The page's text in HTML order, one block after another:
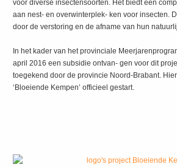
voor diverse insectensoorten. Het biedt een
aan nest- en overwinterplek- ken voor insecten.
door de verstoring en de afname van hun
In het kader van het provinciale
april 2016 een subsidie ontvan- gen voor dit
toegekend door de provincie Noord-Brabant.
‘Bloeiende Kempen’ officieel gestart.